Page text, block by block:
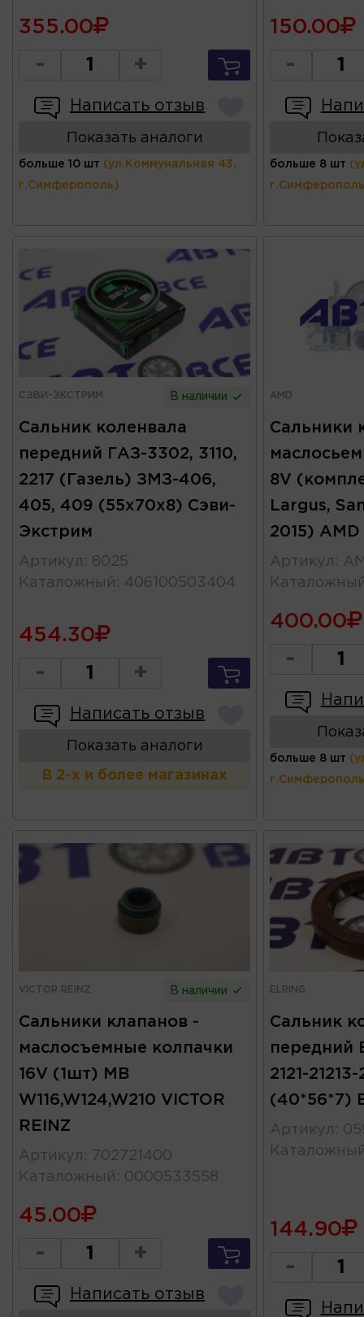
355.00
- +
Написать отзыв
Показать аналоги
больше 10 шт (ул.Коммунальная 43,
г.Симферополь)
150.00
-
больше 8 шт
СЭВИ-ЭКСТРИМ В наличии
Сальник коленвала
передний ГАЗ-3302, 3110,
2217 (Газель) ЗМЗ-406,
405, 409 (55х70х8) Сэви-
Экстрим
Артикул : 8025
Каталожный : 406100503404
454.30
- +
Написать отзыв
Показать аналоги
В 2-х и более магазинах
AMD
Сальники
8V
Largus,
2015) AMD
Артикул :
400.00
-
больше 8 шт
VICTOR REINZ В наличии
Сальники клапанов -
маслосъемные колпачки
16V (1шт) MB
W116,W124,W210 VICTOR
REINZ
Артикул :
702721400
Каталожный : 0000533558
45.00
- +
Написать отзыв
ELRING
Сальник
передний
2121-
(40*56*7)
Артикул :
144.90
-